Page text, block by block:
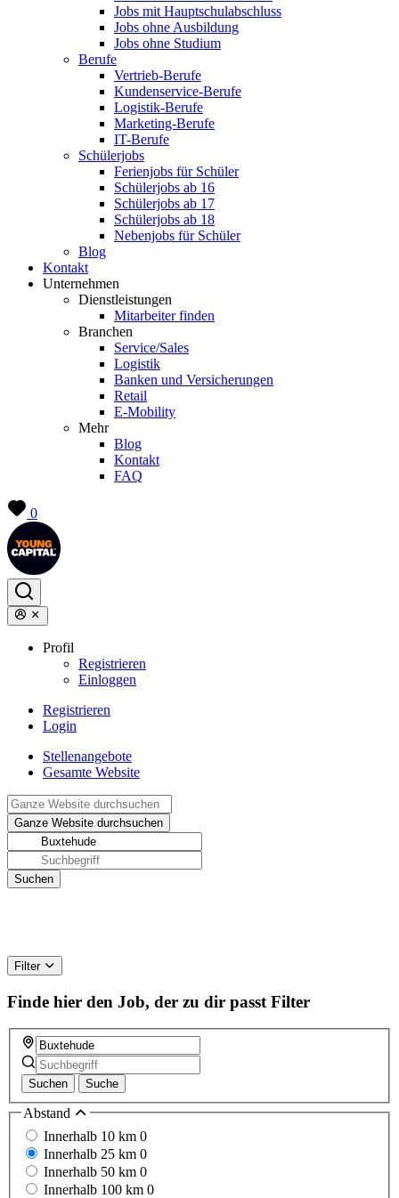
Jobs mit Hauptschulabschluss
Jobs ohne Ausbildung
Jobs ohne Studium
Berufe
Vertrieb-Berufe
Kundenservice-Berufe
Logistik-Berufe
Marketing-Berufe
IT-Berufe
Schülerjobs
Ferienjobs für Schüler
Schülerjobs ab 16
Schülerjobs ab 17
Schülerjobs ab 18
Nebenjobs für Schüler
Blog
Kontakt
Unternehmen
Dienstleistungen
Mitarbeiter finden
Branchen
Service/Sales
Logistik
Banken und Versicherungen
Retail
E-Mobility
Mehr
Blog
Kontakt
FAQ
0
Profil
Registrieren
Einloggen
Registrieren
Login
Stellenangebote
Gesamte Website
Filter
Finde hier den Job, der zu dir passt Filter
Suchen Suche
Abstand
Innerhalb 10 km 0
Innerhalb 25 km 0
Innerhalb 50 km 0
Innerhalb 100 km 0